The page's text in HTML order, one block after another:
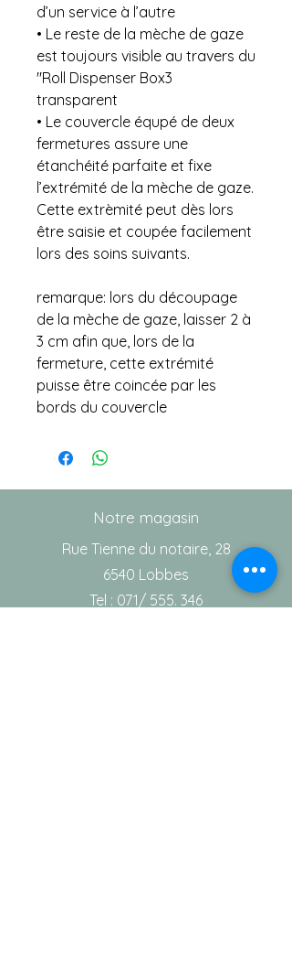
d’un service à l’autre
• Le reste de la mèche de gaze
est toujours visible au travers du
"Roll Dispenser Box3
transparent
• Le couvercle équpé de deux
fermetures assure une
étanchéité parfaite et fixe
l’extrémité de la mèche de gaze.
Cette extrèmité peut dès lors
être saisie et coupée facilement
lors des soins suivants.
remarque: lors du découpage
de la mèche de gaze, laisser 2 à
3 cm afin que, lors de la
fermeture, cette extrémité
puisse être coincée par les
bords du couvercle
Notre magasin
Rue Tienne du notaire, 28
6540 Lobbes
Tel : 071/ 555. 346